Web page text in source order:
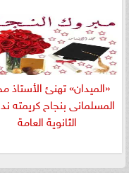
«الميدان» تهنئ الأستاذ
المسلمانى بنجاح كريمته
الثانوية العامة